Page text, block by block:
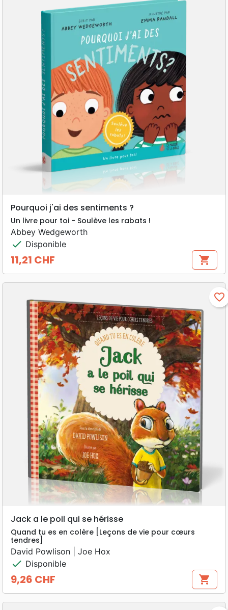
Pourquoi j'ai des sentiments ?
Un livre pour toi - Soulève les rabats !
Abbey Wedgeworth
check Disponible
Prix
11,21 CHF shopping_cart
favorite_border
Jack a le poil qui se hérisse
Quand tu es en colère [Leçons de vie pour cœurs
tendres]
David Powlison | Joe Hox
check Disponible
Prix
9,26 CHF shopping_cart